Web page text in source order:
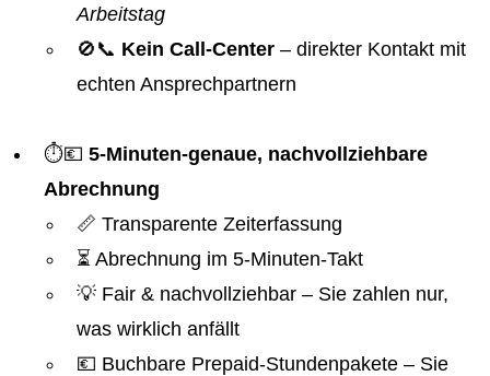
Arbeitstag
🚫📞 Kein Call-Center – direkter Kontakt mit
echten Ansprechpartnern
⏱️💶 5-Minuten-genaue, nachvollziehbare
Abrechnung
📏 Transparente Zeiterfassung
⏳ Abrechnung im 5-Minuten-Takt
💡 Fair & nachvollziehbar – Sie zahlen nur,
was wirklich anfällt
💶 Buchbare Prepaid-Stundenpakete – Sie